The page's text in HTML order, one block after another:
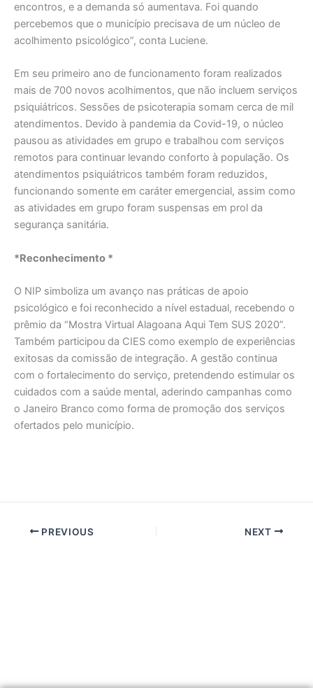
encontros, e a demanda só aumentava. Foi quando
percebemos que o município precisava de um núcleo de
acolhimento psicológico”, conta Luciene.
Em seu primeiro ano de funcionamento foram realizados
mais de 700 novos acolhimentos, que não incluem serviços
psiquiátricos. Sessões de psicoterapia somam cerca de mil
atendimentos. Devido à pandemia da Covid-19, o núcleo
pausou as atividades em grupo e trabalhou com serviços
remotos para continuar levando conforto à população. Os
atendimentos psiquiátricos também foram reduzidos,
funcionando somente em caráter emergencial, assim como
as atividades em grupo foram suspensas em prol da
segurança sanitária.
*Reconhecimento *
O NIP simboliza um avanço nas práticas de apoio
psicológico e foi reconhecido a nível estadual, recebendo o
prêmio da “Mostra Virtual Alagoana Aqui Tem SUS 2020”.
Também participou da CIES como exemplo de experiências
exitosas da comissão de integração. A gestão continua
com o fortalecimento do serviço, pretendendo estimular os
cuidados com a saúde mental, aderindo campanhas como
o Janeiro Branco como forma de promoção dos serviços
ofertados pelo município.
PREVIOUS NEXT